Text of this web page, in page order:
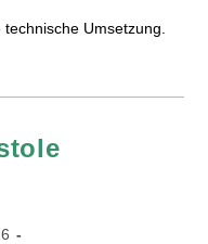
Umsetzung.